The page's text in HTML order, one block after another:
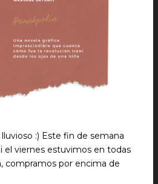
:) Este fin de semana
el viernes estuvimos en todas
compramos por encima de